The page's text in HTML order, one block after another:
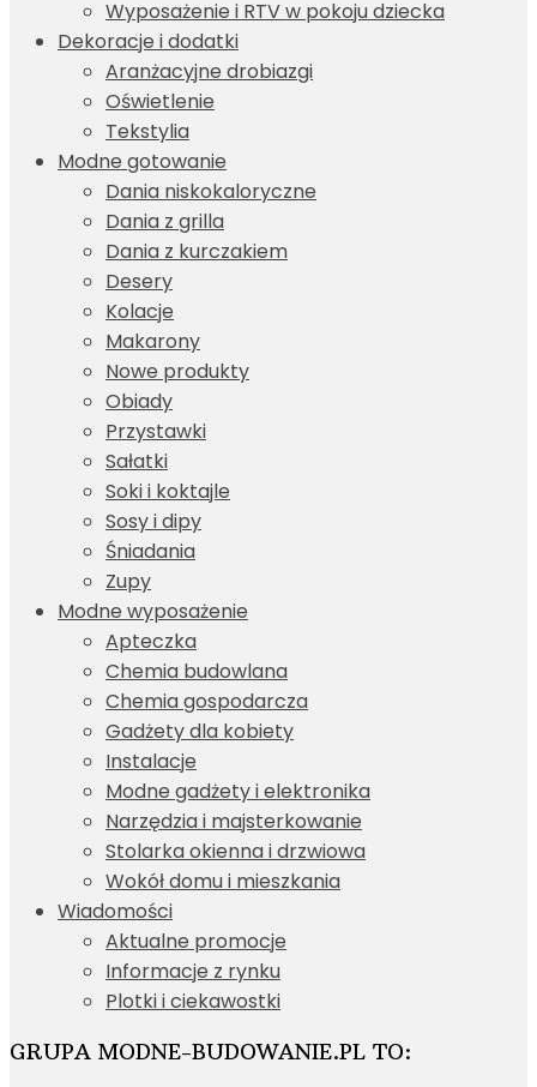
Wyposażenie i RTV w pokoju dziecka
Dekoracje i dodatki
Aranżacyjne drobiazgi
Oświetlenie
Tekstylia
Modne gotowanie
Dania niskokaloryczne
Dania z grilla
Dania z kurczakiem
Desery
Kolacje
Makarony
Nowe produkty
Obiady
Przystawki
Sałatki
Soki i koktajle
Sosy i dipy
Śniadania
Zupy
Modne wyposażenie
Apteczka
Chemia budowlana
Chemia gospodarcza
Gadżety dla kobiety
Instalacje
Modne gadżety i elektronika
Narzędzia i majsterkowanie
Stolarka okienna i drzwiowa
Wokół domu i mieszkania
Wiadomości
Aktualne promocje
Informacje z rynku
Plotki i ciekawostki
GRUPA MODNE-BUDOWANIE.PL TO: